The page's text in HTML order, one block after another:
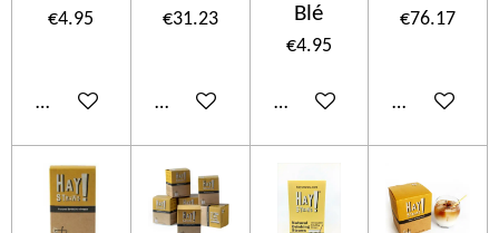
€4.95
Add to cart
€31.23
Add to cart
Blé
€4.95
Add to cart
€76.17
Add to cart